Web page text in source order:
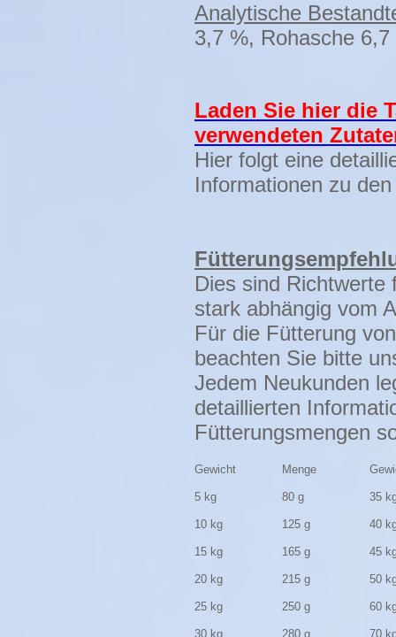
Analytische
3,7 %, Rohasche
Laden Sie hier die
verwendeten
Hier folgt eine
Informationen zu
Dies sind Richtwerte
stark abhängig vom
Für die Fütterung
beachten Sie bitte
Jedem Neukunden
detaillierten
Fütterungsmengen
Gewicht Menge
5 kg 80 g 35
10 kg 125 g 40
15 kg 165 g 45
20 kg 215 g 50
25 kg 250 g 60
30 kg 280 g 70